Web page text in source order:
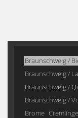
Braunschweig /
Braunschweig /
Braunschweig /
Braunschweig /
Brome